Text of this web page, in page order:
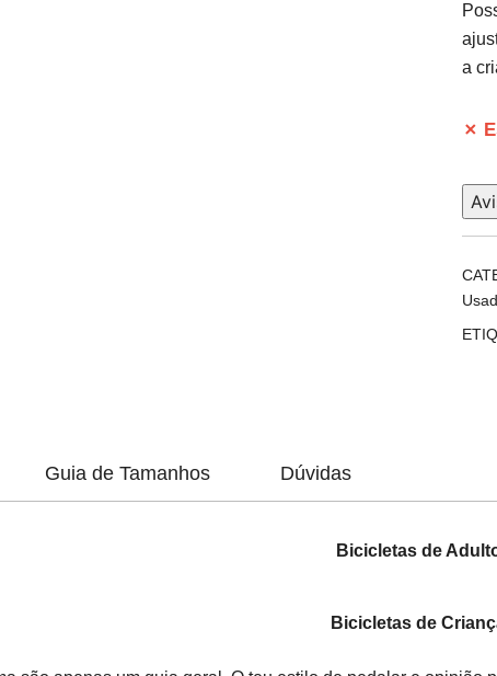
a
✗
Guia de Tamanhos Dúvidas
Bicicletas de
Bicicletas de